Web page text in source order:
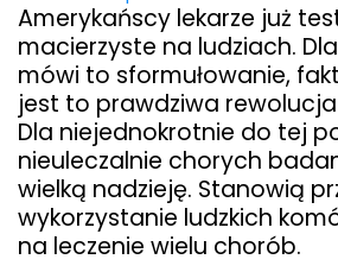
Amerykańscy lekarze już
macierzyste na ludziach.
mówi to sformułowanie,
jest to prawdziwa
Dla niejednokrotnie do tej
nieuleczalnie chorych
wielką nadzieję. Stanowią
wykorzystanie ludzkich
na leczenie wielu chorób.